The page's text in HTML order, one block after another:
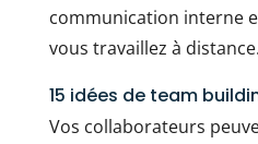
communication interne
vous travaillez à distance.
15 idées de team
Vos collaborateurs